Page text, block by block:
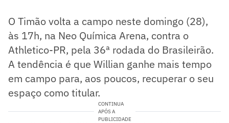
O Timão volta a campo neste domingo (28),
às 17h, na Neo Química Arena, contra o
Athletico-PR, pela 36ª rodada do Brasileirão.
A tendência é que Willian ganhe mais tempo
em campo para, aos poucos, recuperar o seu
espaço como titular.
CONTINUA
APÓS A
PUBLICIDADE